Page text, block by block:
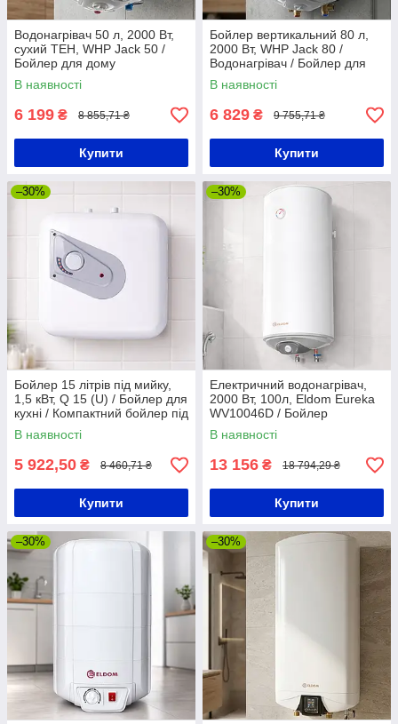
Водонагрівач 50 л, 2000 Вт,
сухий ТЕН, WHP Jack 50 /
Бойлер для дому
В наявності
6 199 ₴ 8 855,71 ₴
Купити
Бойлер вертикальний 80 л,
2000 Вт, WHP Jack 80 /
Водонагрівач / Бойлер для
дому
В наявності
6 829 ₴ 9 755,71 ₴
Купити
–30%
Бойлер 15 літрів під мийку,
1,5 кВт, Q 15 (U) / Бойлер для
кухні / Компактний бойлер під
мийкою
В наявності
5 922,50 ₴ 8 460,71 ₴
Купити
–30%
Електричний водонагрівач,
2000 Вт, 100л, Eldom Eureka
WV10046D / Бойлер
електричний / Водонагрівач
побутовий
В наявності
13 156 ₴ 18 794,29 ₴
Купити
–30% –30%